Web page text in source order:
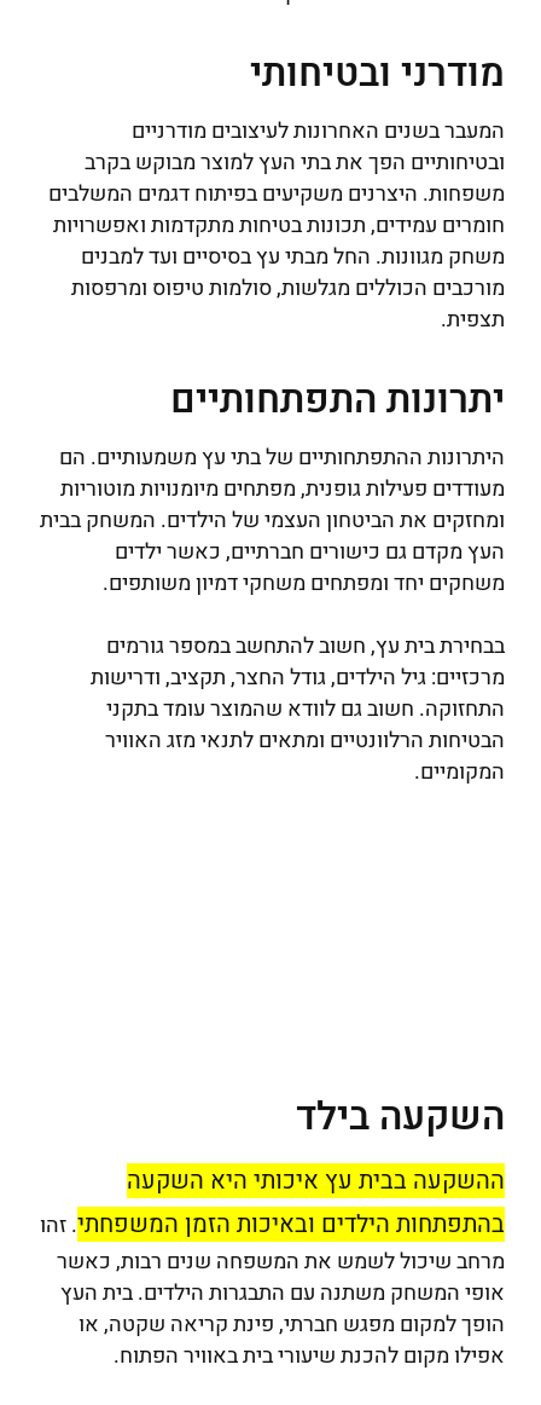
מודרני ובטיחותי
המעבר בשנים האחרונות לעיצובים מודרניים
ובטיחותיים הפך את בתי העץ למוצר מבוקש בקרב
משפחות. היצרנים משקיעים בפיתוח דגמים המשלבים
חומרים עמידים, תכונות בטיחות מתקדמות ואפשרויות
משחק מגוונות. החל מבתי עץ בסיסיים ועד למבנים
מורכבים הכוללים מגלשות, סולמות טיפוס ומרפסות
תצפית.
יתרונות התפתחותיים
היתרונות ההתפתחותיים של בתי עץ משמעותיים. הם
מעודדים פעילות גופנית, מפתחים מיומנויות מוטוריות
ומחזקים את הביטחון העצמי של הילדים. המשחק בבית
העץ מקדם גם כישורים חברתיים, כאשר ילדים
משחקים יחד ומפתחים משחקי דמיון משותפים.
בבחירת בית עץ, חשוב להתחשב במספר גורמים
מרכזיים: גיל הילדים, גודל החצר, תקציב, ודרישות
התחזוקה. חשוב גם לוודא שהמוצר עומד בתקני
הבטיחות הרלוונטיים ומתאים לתנאי מזג האוויר
המקומיים.
השקעה בילד
ההשקעה בבית עץ איכותי היא השקעה
בהתפתחות הילדים ובאיכות הזמן המשפחתי. זהו
מרחב שיכול לשמש את המשפחה שנים רבות, כאשר
אופי המשחק משתנה עם התבגרות הילדים. בית העץ
הופך למקום מפגש חברתי, פינת קריאה שקטה, או
אפילו מקום להכנת שיעורי בית באוויר הפתוח.